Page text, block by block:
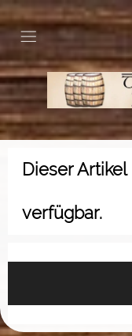
Dieser
verfügbar.